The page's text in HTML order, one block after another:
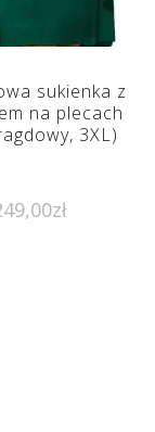
sukienka z
na plecach
3XL)
zł